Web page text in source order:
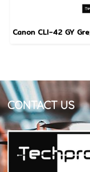
CONTACT US